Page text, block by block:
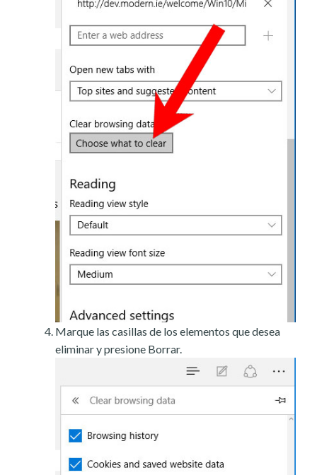
Marque las casillas de los elementos que desea
eliminar y presione Borrar.